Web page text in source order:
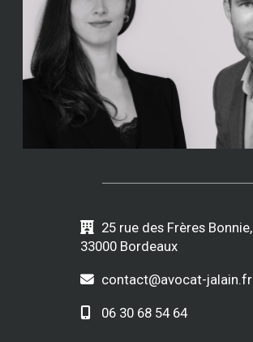
25 rue des Frères Bonnie,
33000 Bordeaux
contact@avocat-jalain.fr
06 30 68 54 64